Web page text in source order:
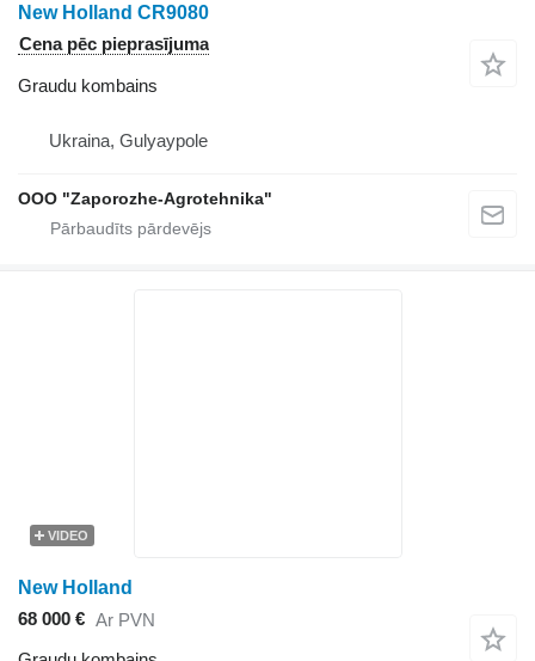
New Holland CR9080
Cena pēc pieprasījuma
Graudu kombains
Ukraina, Gulyaypole
OOO "Zaporozhe-Agrotehnika"
VIDEO
New Holland
68 000 € Ar PVN